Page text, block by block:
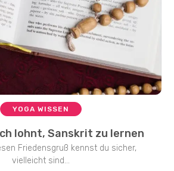
YOGA WISSEN
lohnt, Sanskrit zu lernen
Friedensgruß kennst du sicher,
vielleicht sind...